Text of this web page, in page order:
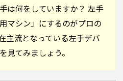
は何をしていますか？ 左手
マシン」にするのがプロの
主流となっている左手デバ
見てみましょう。